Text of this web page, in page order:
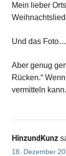
Mein lieber
Und das
Aber genug
Rücken.“
vermitteln
HinzundKunz
18. Dezember